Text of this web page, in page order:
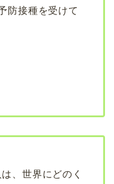
防接種を受けて
、世界にどのく